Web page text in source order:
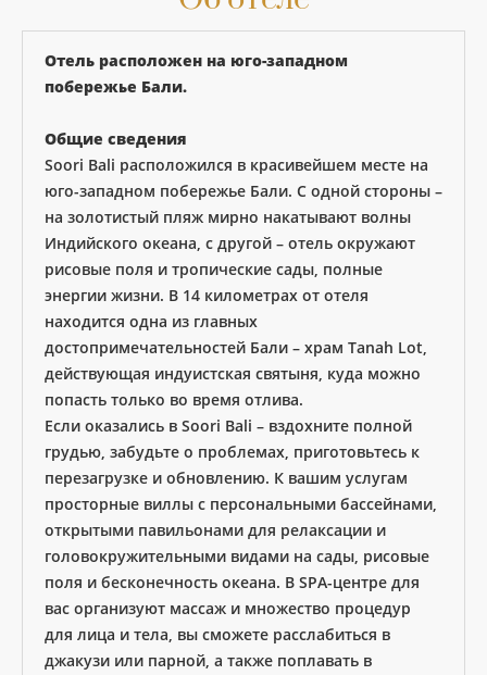
Отель расположен на юго-западном
побережье Бали.
Общие сведения
Soori Bali расположился в красивейшем месте на
юго-западном побережье Бали. С одной стороны –
на золотистый пляж мирно накатывают волны
Индийского океана, с другой – отель окружают
рисовые поля и тропические сады, полные
энергии жизни. В 14 километрах от отеля
находится одна из главных
достопримечательностей Бали – храм Tanah Lot,
действующая индуистская святыня, куда можно
попасть только во время отлива.
Если оказались в Soori Bali – вздохните полной
грудью, забудьте о проблемах, приготовьтесь к
перезагрузке и обновлению. К вашим услугам
просторные виллы с персональными бассейнами,
открытыми павильонами для релаксации и
головокружительными видами на сады, рисовые
поля и бесконечность океана. В SPA-центре для
вас организуют массаж и множество процедур
для лица и тела, вы сможете расслабиться в
джакузи или парной, а также поплавать в